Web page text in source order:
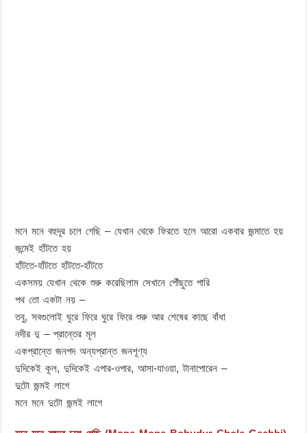
মনে মনে বহুদূর চলে গেছি – যেখান থেকে ফিরতে হলে আরো একবার জন্মাতে হয়
জন্মেই হাঁটতে হয়
হাঁটতে-হাঁটতে হাঁটতে-হাঁটতে
একসময় যেখান থেকে শুরু করেছিলাম সেখানে পৌঁছুতে পারি
পথ তো একটা নয় –
তবু, সবগুলোই ঘুরে ফিরে ঘুরে ফিরে শুরু আর শেষের কাছে বাঁধা
নদীর দু – প্রান্তের মূল
একপ্রান্তে জনপদ অন্যপ্রান্ত জনশূণ্য
দুদিকেই কূল, দুদিকেই এপার-ওপার, আসা-যাওয়া, টানাপোরেন –
দুটো জন্মই লাগে
মনে মনে দুটো জন্মই লাগে